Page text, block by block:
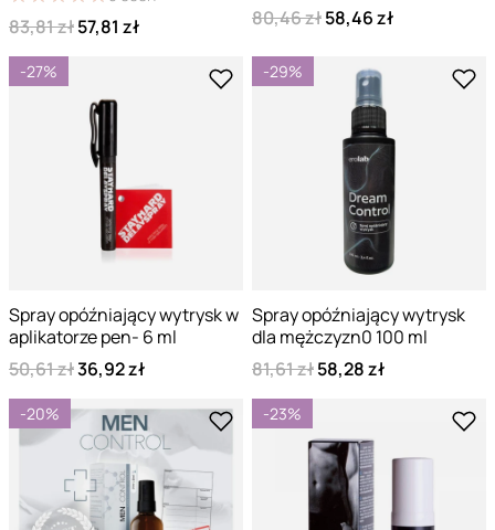
83,81 zł57,81 zł 80,46 zł58,46 zł
-27%
Spray opóźniający wytrysk w
aplikatorze pen- 6 ml
50,61 zł36,92 zł
-29%
Spray opóźniający wytrysk
dla mężczyzn0 100 ml
81,61 zł58,28 zł
-20% -23%